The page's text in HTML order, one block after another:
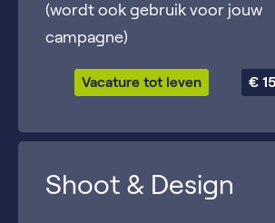
(wordt ook gebruik voor jouw
campagne)
Vacature tot leven €
Shoot & Design